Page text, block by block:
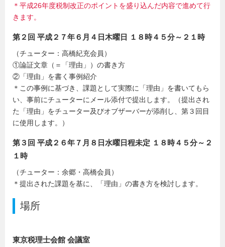
＊平成26年度税制改正のポイントを盛り込んだ内容で進めて行
きます。
第２回 平成２７年６月４日木曜日 １８時４５分～２１時
（チューター：高橋紀充会員）
①論証文章（＝「理由」）の書き方
②「理由」を書く事例紹介
＊この事例に基づき、課題として実際に「理由」を書いてもら
い、事前にチューターにメール添付で提出します。（提出され
た「理由」をチューター及びオブザーバーが添削し、第３回目
に使用します。）
第３回 平成２６年７月８日水曜日程未定 １８時４５分～２
１時
（チューター：余郷・高橋会員）
＊提出された課題を基に、「理由」の書き方を検討します。
場所
東京税理士会館 会議室